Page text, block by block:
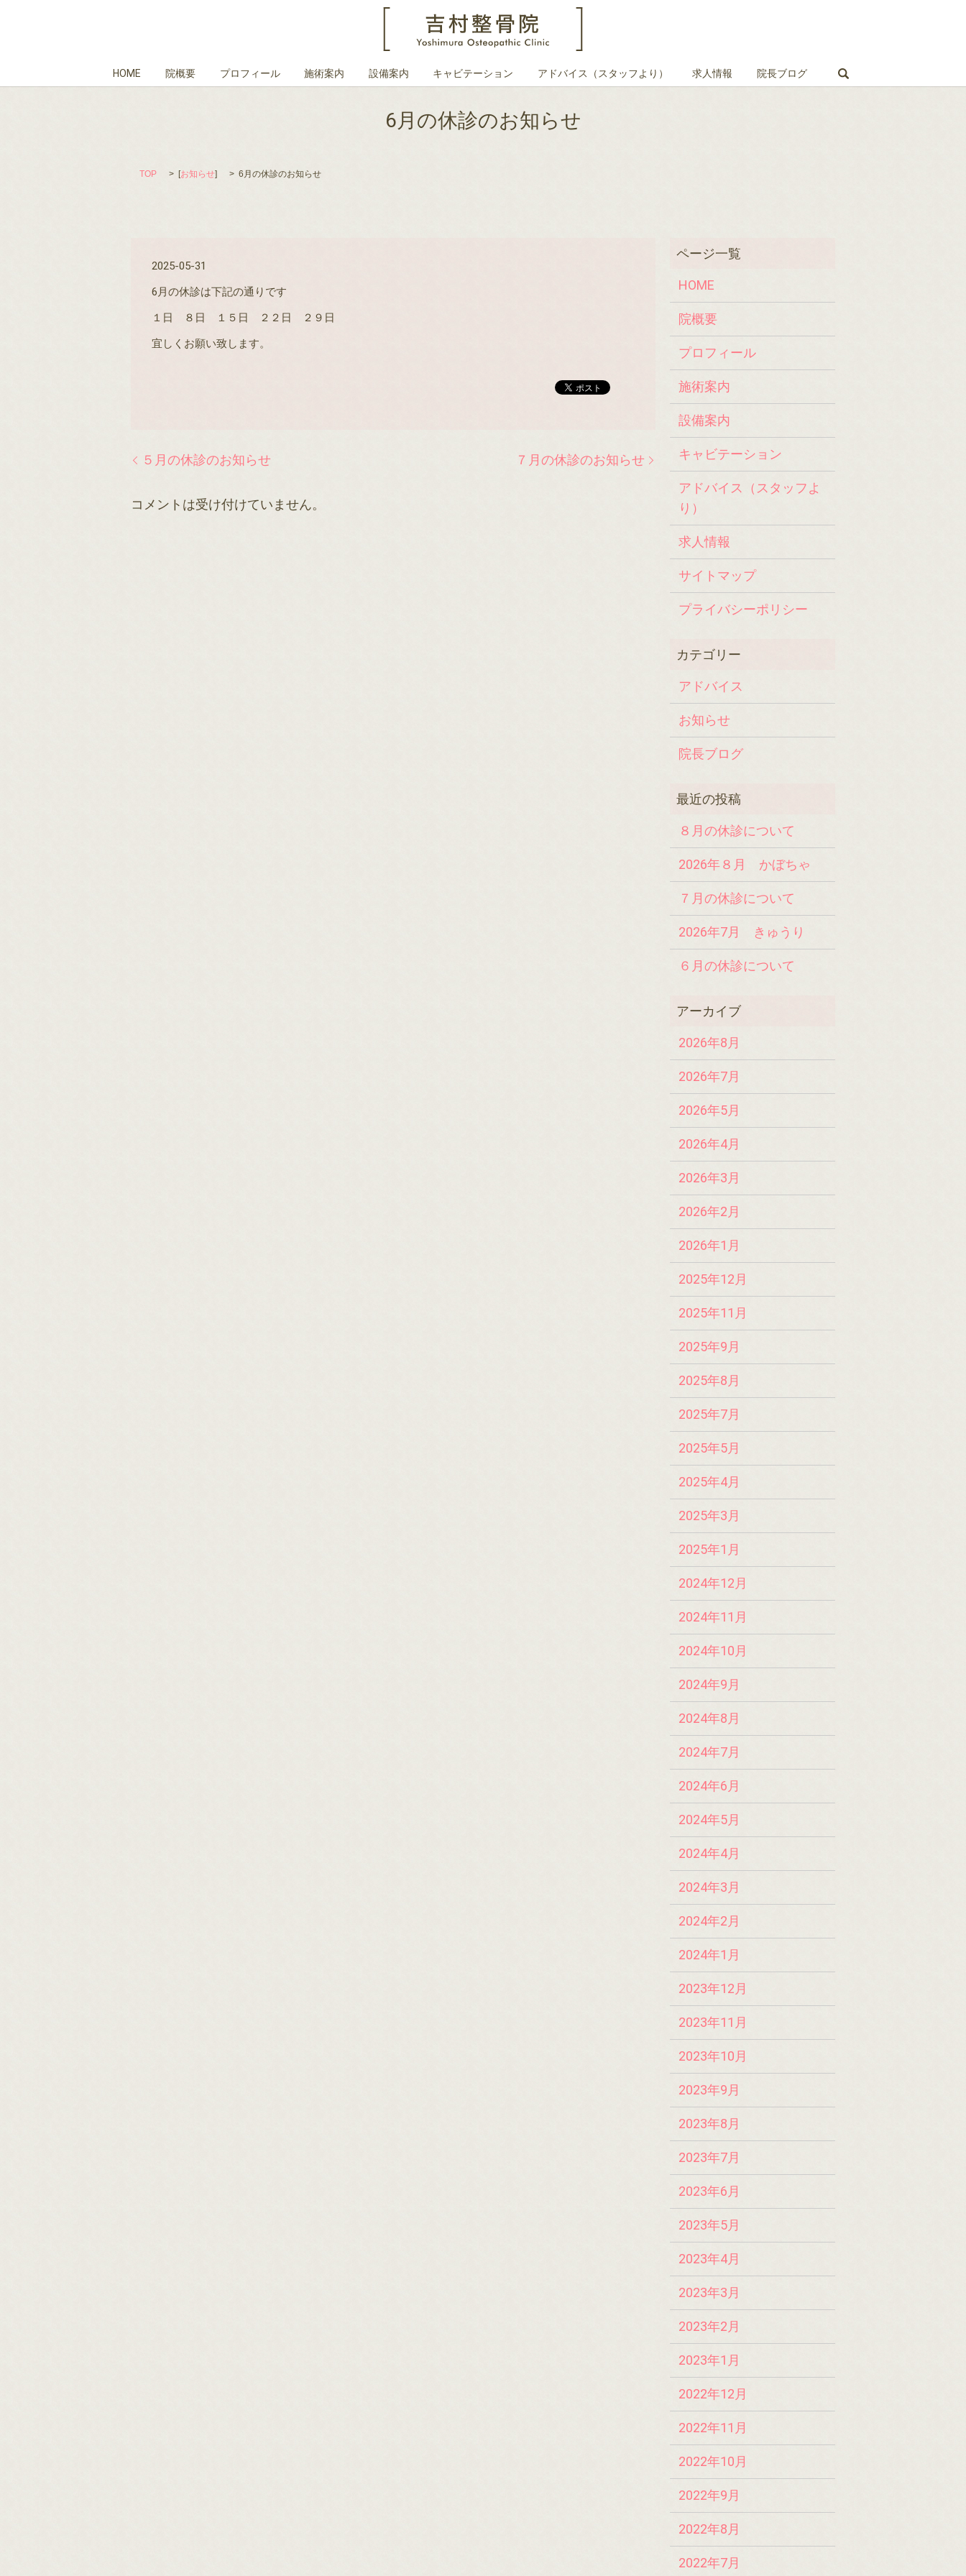
HOME 院概要 プロフィール 施術案内 設備案内 キャビテーション アドバイス（スタッフより） 求人情報 院長ブログ
6月の休診のお知らせ
TOP [お知らせ] 6月の休診のお知らせ
2025-05-31
6月の休診は下記の通りです
１日 ８日 １５日 ２２日 ２９日
宜しくお願い致します。
５月の休診のお知らせ ７月の休診のお知らせ
コメントは受け付けていません。
HOME
院概要
プロフィール
施術案内
設備案内
キャビテーション
アドバイス（スタッフよ
り）
求人情報
サイトマップ
プライバシーポリシー
アドバイス
お知らせ
院長ブログ
８月の休診について
2026年８月 かぼちゃ
７月の休診について
2026年7月 きゅうり
６月の休診について
2026年8月
2026年7月
2026年5月
2026年4月
2026年3月
2026年2月
2026年1月
2025年12月
2025年11月
2025年9月
2025年8月
2025年7月
2025年5月
2025年4月
2025年3月
2025年1月
2024年12月
2024年11月
2024年10月
2024年9月
2024年8月
2024年7月
2024年6月
2024年5月
2024年4月
2024年3月
2024年2月
2024年1月
2023年12月
2023年11月
2023年10月
2023年9月
2023年8月
2023年7月
2023年6月
2023年5月
2023年4月
2023年3月
2023年2月
2023年1月
2022年12月
2022年11月
2022年10月
2022年9月
2022年8月
2022年7月